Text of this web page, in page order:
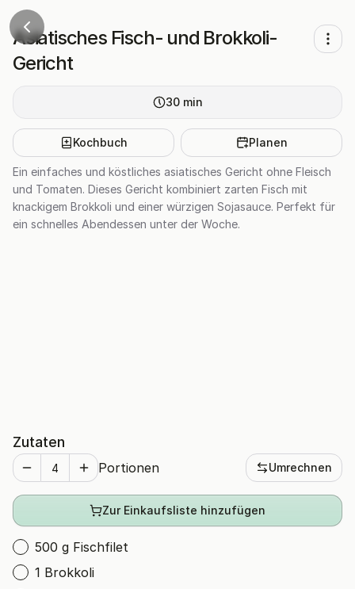
Asiatisches Fisch- und Brokkoli-
Gericht
30 min
Kochbuch Planen
Ein einfaches und köstliches asiatisches Gericht ohne Fleisch
und Tomaten. Dieses Gericht kombiniert zarten Fisch mit
knackigem Brokkoli und einer würzigen Sojasauce. Perfekt für
ein schnelles Abendessen unter der Woche.
Zutaten
Portionen Umrechnen
Zur Einkaufsliste hinzufügen
500 g Fischfilet
1 Brokkoli